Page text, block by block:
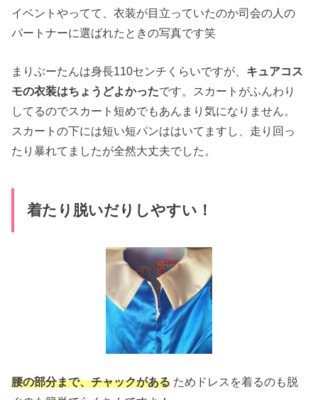
イベントやってて、衣装が目立っていたのか司会の人の
パートナーに選ばれたときの写真です笑
まりぶーたんは身長110センチくらいですが、 キュアコス
モの衣装はちょうどよかったです。スカートがふんわり
してるのでスカート短めでもあんまり気になりません。
スカートの下には短い短パンははいてますし、走り回っ
たり暴れてましたが全然大丈夫でした。
着たり脱いだりしやすい！
腰の部分まで、チャックがある ためドレスを着るのも脱